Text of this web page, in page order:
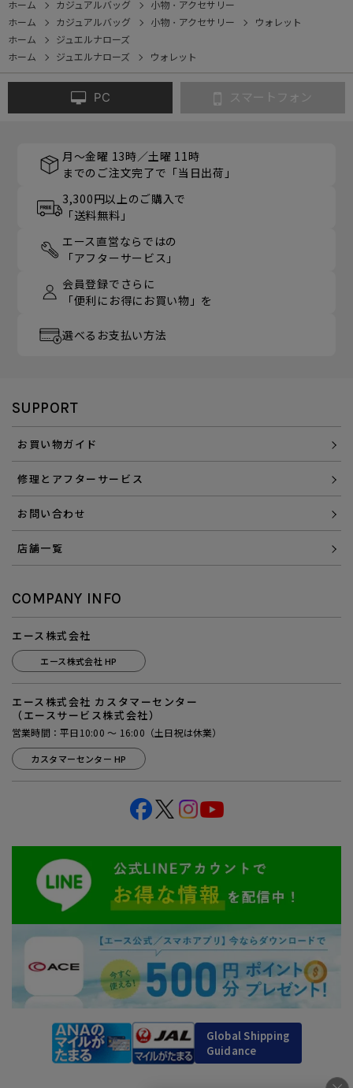
ホーム
カジュアルバッグ
小物・アクセサリー
ホーム
カジュアルバッグ 小物・アクセサリー
ウォレット
ホーム
ジュエルナローズ
ホーム
ジュエルナローズ ウォレット
PC スマートフォン
月～金曜 13時／土曜 11時
までのご注文完了で「当日出荷」
3,300円以上のご購入で
「送料無料」
エース直営ならではの
「アフターサービス」
会員登録でさらに
「便利にお得にお買い物」を
選べるお支払い方法
SUPPORT
お買い物ガイド
修理とアフターサービス
お問い合わせ
店舗一覧
COMPANY INFO
エース株式会社
エース株式会社 HP
エース株式会社 カスタマーセンター
（エースサービス株式会社）
営業時間：平日10:00 ～ 16:00（土日祝は休業）
カスタマーセンター HP
Global Shipping
Guidance